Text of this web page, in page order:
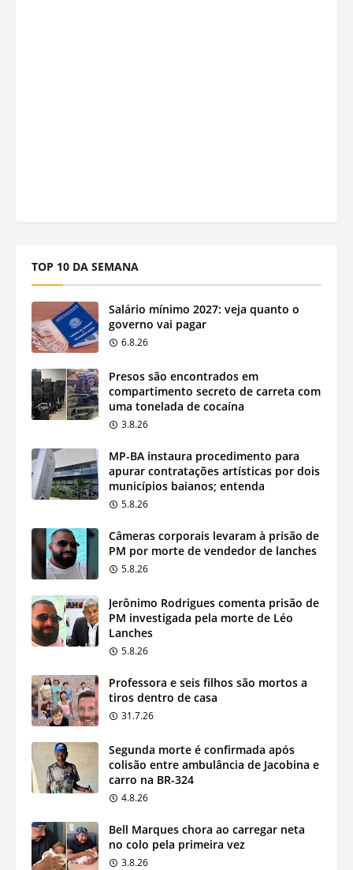
TOP 10 DA SEMANA
Salário mínimo 2027: veja quanto o
governo vai pagar
6.8.26
Presos são encontrados em
compartimento secreto de carreta com
uma tonelada de cocaína
3.8.26
MP-BA instaura procedimento para
apurar contratações artísticas por dois
municípios baianos; entenda
5.8.26
Câmeras corporais levaram à prisão de
PM por morte de vendedor de lanches
5.8.26
Jerônimo Rodrigues comenta prisão de
PM investigada pela morte de Léo
Lanches
5.8.26
Professora e seis filhos são mortos a
tiros dentro de casa
31.7.26
Segunda morte é confirmada após
colisão entre ambulância de Jacobina e
carro na BR-324
4.8.26
Bell Marques chora ao carregar neta
no colo pela primeira vez
3.8.26